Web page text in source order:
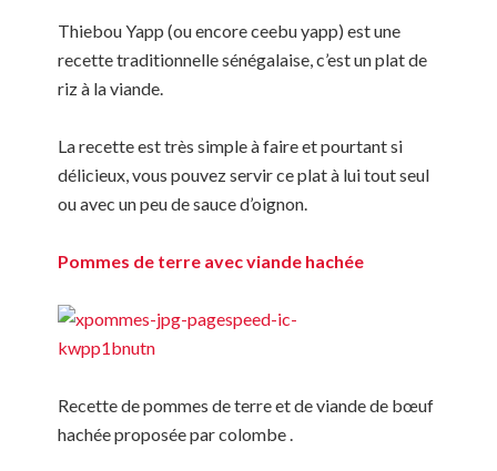
Thiebou Yapp (ou encore ceebu yapp) est une
recette traditionnelle sénégalaise, c’est un plat de
riz à la viande.
La recette est très simple à faire et pourtant si
délicieux, vous pouvez servir ce plat à lui tout seul
ou avec un peu de sauce d’oignon.
Pommes de terre avec viande hachée
Recette de pommes de terre et de viande de bœuf
hachée proposée par colombe .